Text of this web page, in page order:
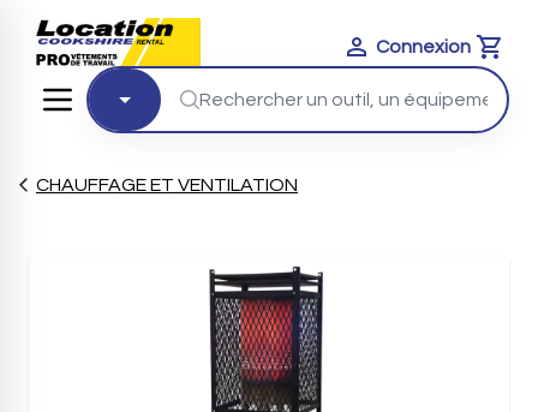
Connexion
Cart
CHAUFFAGE ET VENTILATION